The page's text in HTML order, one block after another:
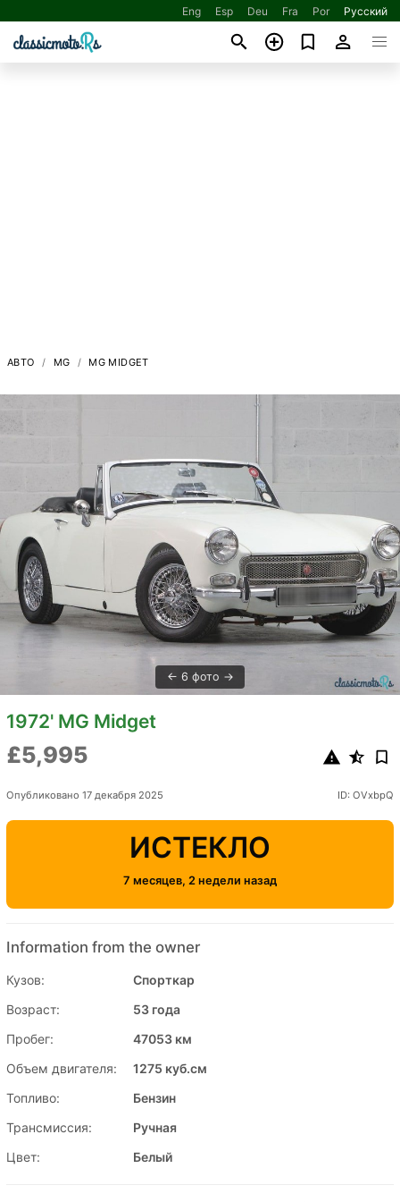
Eng Esp Deu Fra Por Русский
АВТО MG MG MIDGET
6 фото
1972' MG Midget
£5,995
Опубликовано 17 декабря 2025 ID: OVxbpQ
ИСТЕКЛО
7 месяцев, 2 недели назад
Information from the owner
Кузов:
Спорткар
Возраст:
53 года
Пробег:
47053 км
Объем двигателя:
1275 куб.см
Топливо:
Бензин
Трансмиссия:
Ручная
Цвет:
Белый